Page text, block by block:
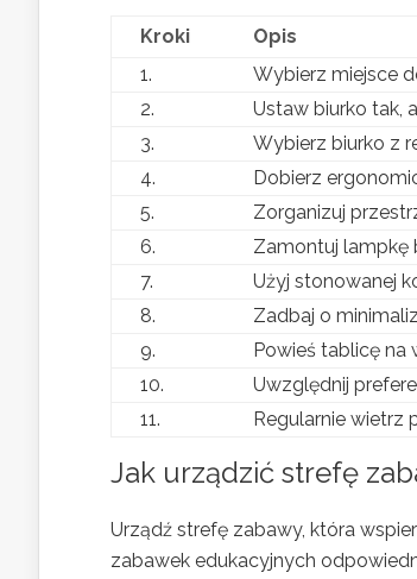
Kroki
Opis
1.
Wybierz miejsce
2.
Ustaw biurko tak,
3.
Wybierz biurko z
4.
Dobierz
5.
Zorganizuj
6.
Zamontuj lampkę
7.
Użyj stonowanej
8.
Zadbaj o
9.
Powieś tablicę na
10.
Uwzględnij
11.
Regularnie wietrz
Jak urządzić strefę
Urządź strefę zabawy, która
zabawek edukacyjnych